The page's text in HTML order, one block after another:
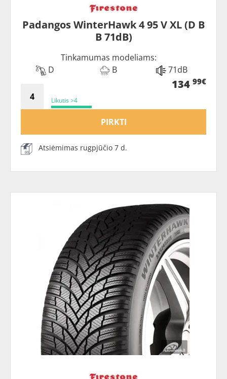
Padangos WinterHawk 4 95 V XL (D B
B 71dB)
Tinkamumas modeliams:
D
B 71dB
Likutis >4
134 99€
PIRKTI
Atsiėmimas rugpjūčio 7 d.